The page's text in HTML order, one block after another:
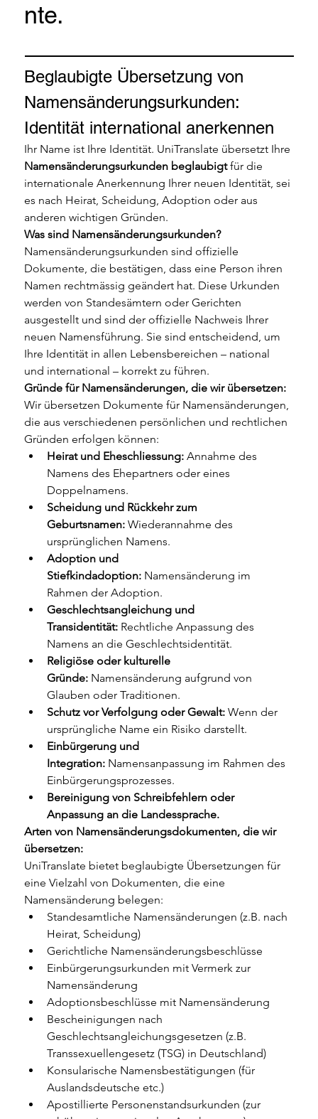
nte.
Beglaubigte Übersetzung von
Namensänderungsurkunden:
Identität international anerkennen
Ihr Name ist Ihre Identität. UniTranslate übersetzt Ihre
Namensänderungsurkunden beglaubigt für die
internationale Anerkennung Ihrer neuen Identität, sei
es nach Heirat, Scheidung, Adoption oder aus
anderen wichtigen Gründen.
Was sind Namensänderungsurkunden?
Namensänderungsurkunden sind offizielle
Dokumente, die bestätigen, dass eine Person ihren
Namen rechtmässig geändert hat. Diese Urkunden
werden von Standesämtern oder Gerichten
ausgestellt und sind der offizielle Nachweis Ihrer
neuen Namensführung. Sie sind entscheidend, um
Ihre Identität in allen Lebensbereichen – national
und international – korrekt zu führen.
Gründe für Namensänderungen, die wir übersetzen:
Wir übersetzen Dokumente für Namensänderungen,
die aus verschiedenen persönlichen und rechtlichen
Gründen erfolgen können:
Heirat und Eheschliessung: Annahme des
Namens des Ehepartners oder eines
Doppelnamens.
Scheidung und Rückkehr zum
Geburtsnamen: Wiederannahme des
ursprünglichen Namens.
Adoption und
Stiefkindadoption: Namensänderung im
Rahmen der Adoption.
Geschlechtsangleichung und
Transidentität: Rechtliche Anpassung des
Namens an die Geschlechtsidentität.
Religiöse oder kulturelle
Gründe: Namensänderung aufgrund von
Glauben oder Traditionen.
Schutz vor Verfolgung oder Gewalt: Wenn der
ursprüngliche Name ein Risiko darstellt.
Einbürgerung und
Integration: Namensanpassung im Rahmen des
Einbürgerungsprozesses.
Bereinigung von Schreibfehlern oder
Anpassung an die Landessprache.
Arten von Namensänderungsdokumenten, die wir
übersetzen:
UniTranslate bietet beglaubigte Übersetzungen für
eine Vielzahl von Dokumenten, die eine
Namensänderung belegen:
Standesamtliche Namensänderungen (z.B. nach
Heirat, Scheidung)
Gerichtliche Namensänderungsbeschlüsse
Einbürgerungsurkunden mit Vermerk zur
Namensänderung
Adoptionsbeschlüsse mit Namensänderung
Bescheinigungen nach
Geschlechtsangleichungsgesetzen (z.B.
Transsexuellengesetz (TSG) in Deutschland)
Konsularische Namensbestätigungen (für
Auslandsdeutsche etc.)
Apostillierte Personenstandsurkunden (zur